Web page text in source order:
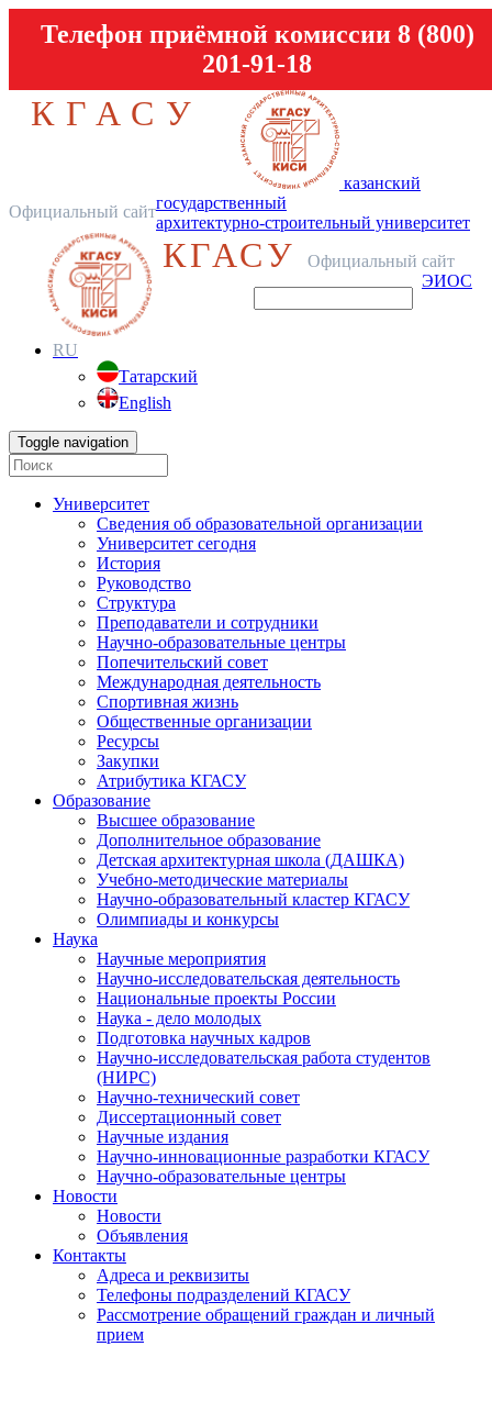
Телефон приёмной комиссии 8 (800)
201-91-18
КГАСУ
Официальный сайт
казанский
государственный
архитектурно-строительный университет
КГАСУ
Официальный сайт
ЭИОС
RU
Татарский
English
Toggle navigation
Университет
Сведения об образовательной организации
Университет сегодня
История
Руководство
Структура
Преподаватели и сотрудники
Научно-образовательные центры
Попечительский совет
Международная деятельность
Спортивная жизнь
Общественные организации
Ресурсы
Закупки
Атрибутика КГАСУ
Образование
Высшее образование
Дополнительное образование
Детская архитектурная школа (ДАШКА)
Учебно-методические материалы
Научно-образовательный кластер КГАСУ
Олимпиады и конкурсы
Наука
Научные мероприятия
Научно-исследовательская деятельность
Национальные проекты России
Наука - дело молодых
Подготовка научных кадров
Научно-исследовательская работа студентов
(НИРС)
Научно-технический совет
Диссертационный совет
Научные издания
Научно-инновационные разработки КГАСУ
Научно-образовательные центры
Новости
Новости
Объявления
Контакты
Адреса и реквизиты
Телефоны подразделений КГАСУ
Рассмотрение обращений граждан и личный
прием